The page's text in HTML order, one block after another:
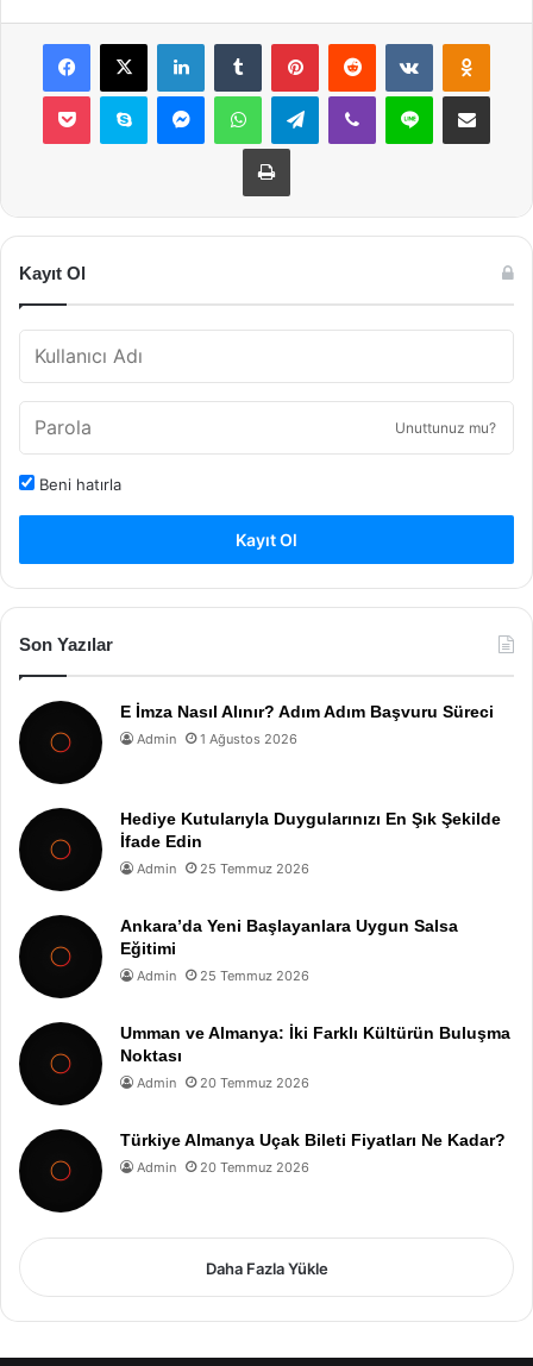
Facebook
X LinkedInTumblr PinterestReddit VKontakte
Pocket Skype MessengerWhatsAppTelegramViber Line E-Posta ile
Yazdır
Kayıt Ol
Unuttunuz mu?
Beni hatırla
Kayıt Ol
Son Yazılar
E İmza Nasıl Alınır? Adım Adım Başvuru Süreci
Admin 1 Ağustos 2026
Hediye Kutularıyla Duygularınızı En Şık Şekilde
İfade Edin
Admin 25 Temmuz 2026
Ankara’da Yeni Başlayanlara Uygun Salsa
Eğitimi
Admin 25 Temmuz 2026
Umman ve Almanya: İki Farklı Kültürün Buluşma
Noktası
Admin 20 Temmuz 2026
Türkiye Almanya Uçak Bileti Fiyatları Ne Kadar?
Admin 20 Temmuz 2026
Daha Fazla Yükle